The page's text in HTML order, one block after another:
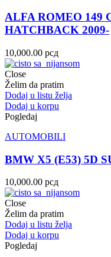
ALFA ROMEO 149
HATCHBACK 2009-
10,000.00 рсд
Close
Želim da pratim
Dodaj u listu želja
Dodaj u korpu
Pogledaj
AUTOMOBILI
BMW X5 (E53) 5D
10,000.00 рсд
Close
Želim da pratim
Dodaj u listu želja
Dodaj u korpu
Pogledaj